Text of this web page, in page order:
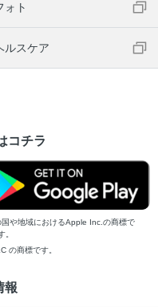
ォト
ルスケア
コチラ
や地域におけるApple Inc.の商標で
。
の商標です。
報